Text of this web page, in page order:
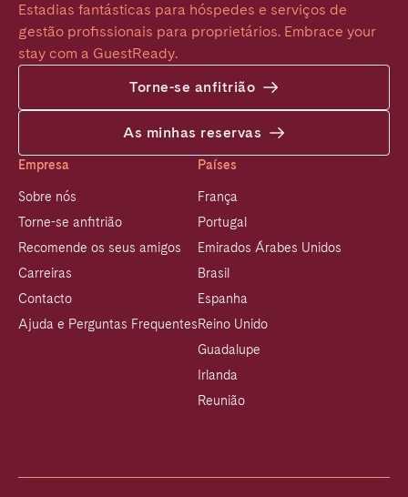
Estadias fantásticas para hóspedes e serviços de
gestão profissionais para proprietários. Embrace your
stay com a GuestReady.
Torne-se anfitrião
As minhas reservas
Empresa
Sobre nós
Torne-se anfitrião
Recomende os seus amigos
Carreiras
Contacto
Ajuda e Perguntas Frequentes
Países
França
Portugal
Emirados Árabes Unidos
Brasil
Espanha
Reino Unido
Guadalupe
Irlanda
Reunião